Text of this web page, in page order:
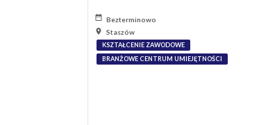
Bezterminowo
Staszów
KSZTAŁCENIE ZAWODOWE
BRANŻOWE CENTRUM UMIEJĘTNOŚCI